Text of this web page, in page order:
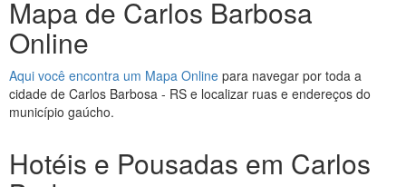
Mapa de Carlos Barbosa
Online
Aqui você encontra um Mapa Online para navegar por toda a
cidade de Carlos Barbosa - RS e localizar ruas e endereços do
município gaúcho.
Hotéis e Pousadas em Carlos